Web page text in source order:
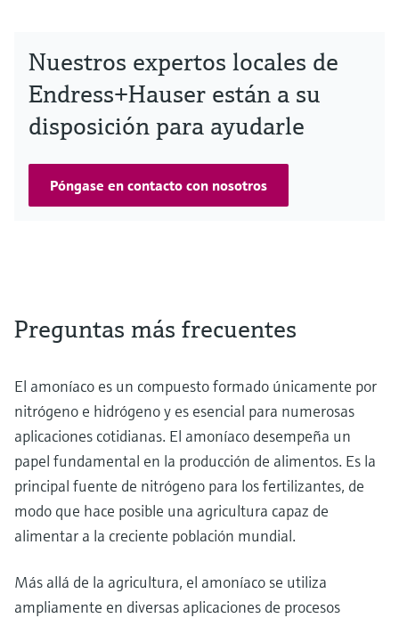
Nuestros expertos locales de
Endress+Hauser están a su
disposición para ayudarle
Póngase en contacto con nosotros
Preguntas más frecuentes
El amoníaco es un compuesto formado únicamente por
nitrógeno e hidrógeno y es esencial para numerosas
aplicaciones cotidianas. El amoníaco desempeña un
papel fundamental en la producción de alimentos. Es la
principal fuente de nitrógeno para los fertilizantes, de
modo que hace posible una agricultura capaz de
alimentar a la creciente población mundial.
Más allá de la agricultura, el amoníaco se utiliza
ampliamente en diversas aplicaciones de procesos